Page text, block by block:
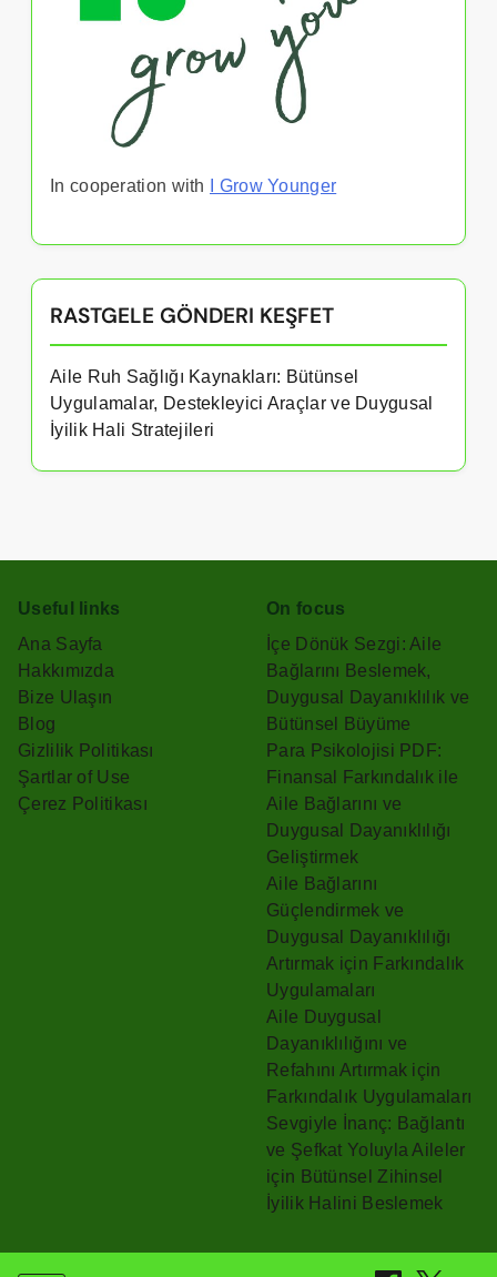
In cooperation with I Grow Younger
RASTGELE GÖNDERI KEŞFET
Aile Ruh Sağlığı Kaynakları: Bütünsel
Uygulamalar, Destekleyici Araçlar ve Duygusal
İyilik Hali Stratejileri
Useful links
Ana Sayfa
Hakkımızda
Bize Ulaşın
Blog
Gizlilik Politikası
Şartlar of Use
Çerez Politikası
On focus
İçe Dönük Sezgi: Aile
Bağlarını Beslemek,
Duygusal Dayanıklılık ve
Bütünsel Büyüme
Para Psikolojisi PDF:
Finansal Farkındalık ile
Aile Bağlarını ve
Duygusal Dayanıklılığı
Geliştirmek
Aile Bağlarını
Güçlendirmek ve
Duygusal Dayanıklılığı
Artırmak için Farkındalık
Uygulamaları
Aile Duygusal
Dayanıklılığını ve
Refahını Artırmak için
Farkındalık Uygulamaları
Sevgiyle İnanç: Bağlantı
ve Şefkat Yoluyla Aileler
için Bütünsel Zihinsel
İyilik Halini Beslemek